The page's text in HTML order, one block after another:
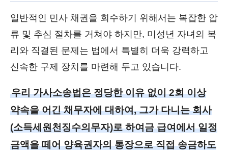
일반적인 민사 채권을 회수하기 위해서는 복잡한 압
류 및 추심 절차를 거쳐야 하지만, 미성년 자녀의 복
리와 직결된 문제는 법에서 특별히 더욱 강력하고
신속한 구제 장치를 마련해 두고 있습니다.
우리 가사소송법은 정당한 이유 없이 2회 이상
약속을 어긴 채무자에 대하여, 그가 다니는 회사
(소득세원천징수의무자)로 하여금 급여에서 일정
금액을 떼어 양육권자의 통장으로 직접 송금하도